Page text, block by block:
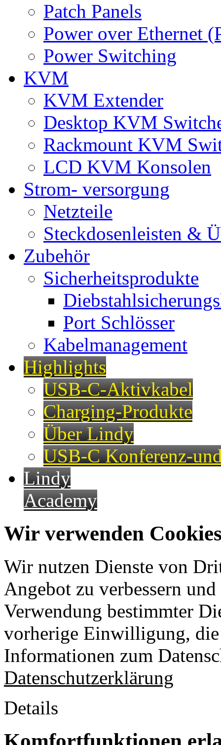
Patch Panels
Power over Ethernet
Power Switching
KVM
KVM Extender
Desktop KVM
Rackmount KVM
LCD KVM Konsolen
Strom- versorgung
Netzteile
Steckdosenleisten &
Zubehör
Sicherheitsprodukte
Port Schlösser
Kabelmanagement
Highlights
USB-C-Aktivkabel
Charging-Produkte
Über Lindy
USB-C Konferenz-
Lindy
Academy
Wir verwenden
Wir nutzen Dienste von
Angebot zu verbessern
Verwendung bestimmter
vorherige Einwilligung,
Informationen zum
Datenschutzerklärung
Details